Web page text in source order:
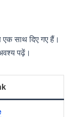
एक साथ दिए गए हैं।
पढ़ें।